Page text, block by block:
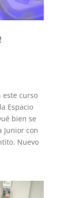
curso
Espacio
bien se
Junior con
Nuevo